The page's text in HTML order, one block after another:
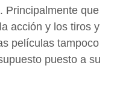
Principalmente que
acción y los tiros y
películas tampoco
puesto a su